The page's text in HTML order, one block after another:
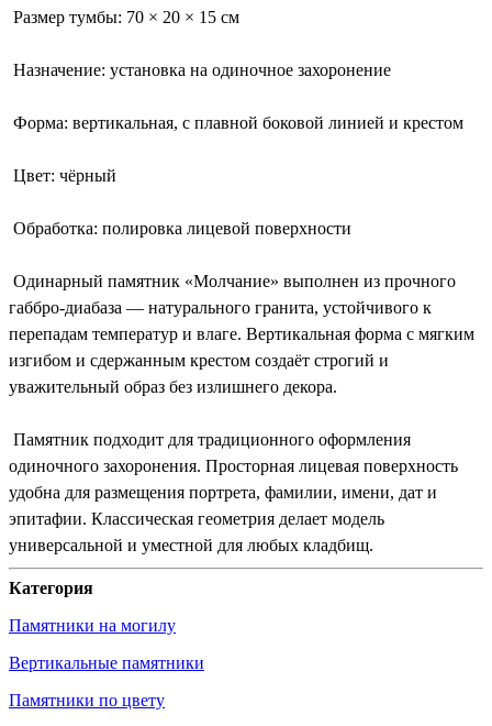
Размер тумбы: 70 × 20 × 15 см
Назначение: установка на одиночное захоронение
Форма: вертикальная, с плавной боковой линией и крестом
Цвет: чёрный
Обработка: полировка лицевой поверхности
Одинарный памятник «Молчание» выполнен из прочного
габбро-диабаза — натурального гранита, устойчивого к
перепадам температур и влаге. Вертикальная форма с мягким
изгибом и сдержанным крестом создаёт строгий и
уважительный образ без излишнего декора.
Памятник подходит для традиционного оформления
одиночного захоронения. Просторная лицевая поверхность
удобна для размещения портрета, фамилии, имени, дат и
эпитафии. Классическая геометрия делает модель
универсальной и уместной для любых кладбищ.
Категория
Памятники на могилу
Вертикальные памятники
Памятники по цвету